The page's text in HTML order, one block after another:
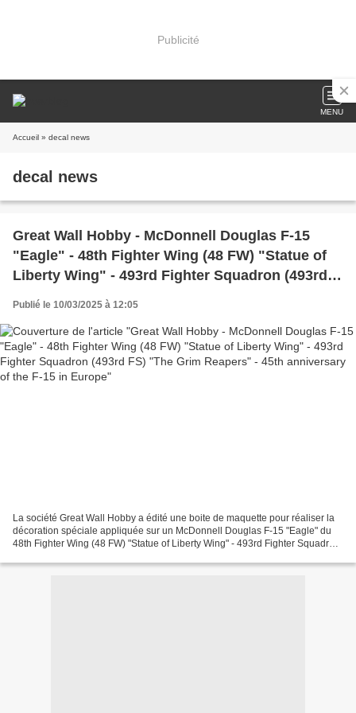
Publicité
MENU
Accueil » decal news
decal news
Great Wall Hobby - McDonnell Douglas F-15
"Eagle" - 48th Fighter Wing (48 FW) "Statue of
Liberty Wing" - 493rd Fighter Squadron (493rd
FS) "The Grim Reapers" - 45th anniversary of
Publié le 10/03/2025 à 12:05
La société Great Wall Hobby a édité une boite de maquette pour réaliser la
décoration spéciale appliquée sur un McDonnell Douglas F-15 "Eagle" du
48th Fighter Wing (48 FW) "Statue of Liberty Wing" - 493rd Fighter Squadron